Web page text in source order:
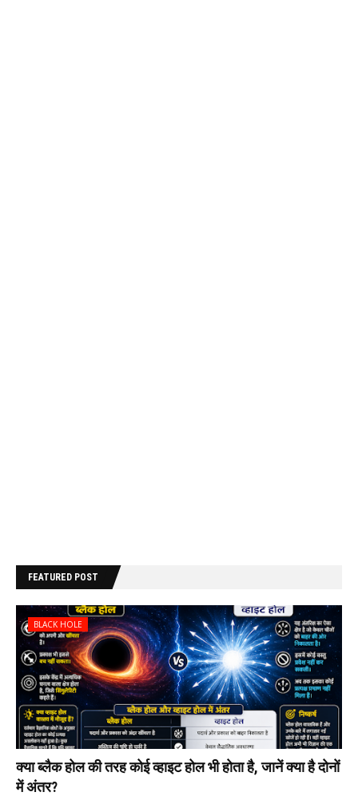
FEATURED POST
BLACK HOLE
क्या ब्लैक होल की‌ तरह कोई व्हाइट होल भी‌ होता है, जानें क्या है दोनों
में अंतर?